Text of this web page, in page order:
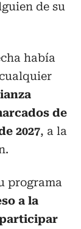
de su
había
de
2027, a la
programa
a la